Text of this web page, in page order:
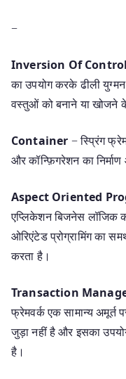
−
Inversion Of Control
का उपयोग करके ढीली
वस्तुओं को बनाने या खोजने
Container − स्प्रिंग
और कॉन्फ़िगरेशन का
Aspect Oriented
एप्लिकेशन बिजनेस लॉजिक
ओरिएंटेड प्रोग्रामिंग का
करता है।
Transaction
फ्रेमवर्क एक सामान्य अमूर्त
जुड़ा नहीं है और इसका
है।